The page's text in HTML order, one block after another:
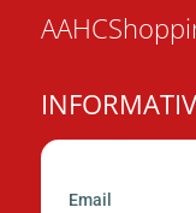
Email